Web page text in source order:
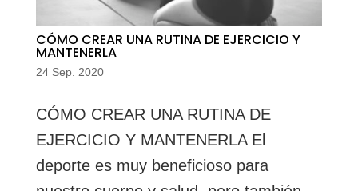
CÓMO CREAR UNA RUTINA DE EJERCICIO Y
MANTENERLA
24 Sep. 2020
CÓMO CREAR UNA RUTINA DE
EJERCICIO Y MANTENERLA El
deporte es muy beneficioso para